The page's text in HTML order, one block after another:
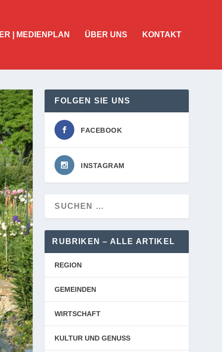
| MEDIENPLAN ÜBER UNS KONTAKT
FOLGEN SIE UNS
FACEBOOK
INSTAGRAM
RUBRIKEN – ALLE ARTIKEL
REGION
GEMEINDEN
WIRTSCHAFT
KULTUR UND GENUSS